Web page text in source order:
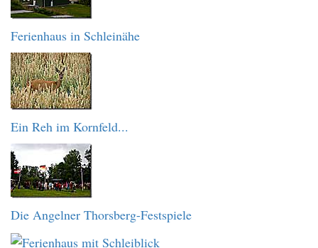
Ferienhaus in Schleinähe
Ein Reh im Kornfeld...
Die Angelner Thorsberg-Festspiele